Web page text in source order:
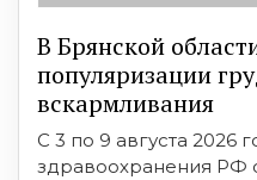
В Брянской
популяризации
вскармливания
С 3 по 9 августа 2026
здравоохранения РФ